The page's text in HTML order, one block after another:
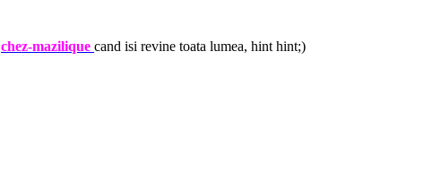
chez-mazilique cand isi revine toata lumea, hint hint;)